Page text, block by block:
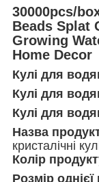
30000pcs/
Beads Splat
Growing
Home Decor
Кулі для
Кулі для
Кулі для
Назва
кристалічні
Колір
Розмір